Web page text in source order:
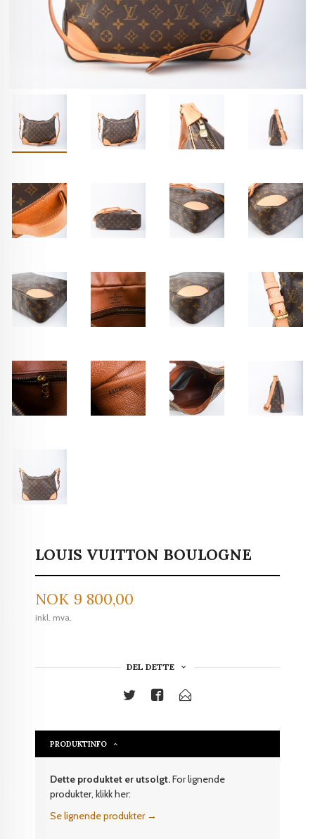
LOUIS VUITTON BOULOGNE
Pris
NOK 9 800,00
inkl. mva.
DEL DETTE
PRODUKTINFO
Dette produktet er utsolgt.For lignende
produkter, klikk her:
Se lignende produkter →